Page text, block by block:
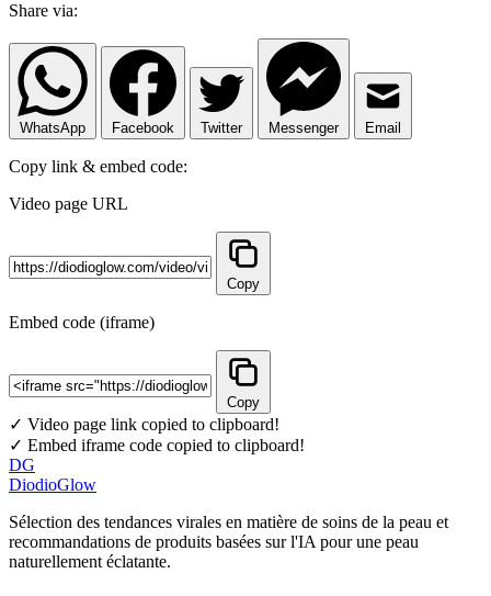
Share via:
WhatsApp Facebook Twitter Messenger Email
Copy link & embed code:
Video page URL
Copy
Embed code (iframe)
Copy
✓ Video page link copied to clipboard!
✓ Embed iframe code copied to clipboard!
DG
DiodioGlow
Sélection des tendances virales en matière de soins de la peau et
recommandations de produits basées sur l'IA pour une peau
naturellement éclatante.